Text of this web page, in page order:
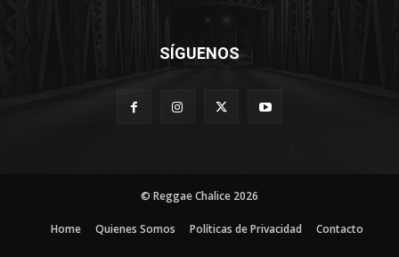
SÍGUENOS
© Reggae Chalice 2026
Home Quienes Somos Políticas de Privacidad Contacto